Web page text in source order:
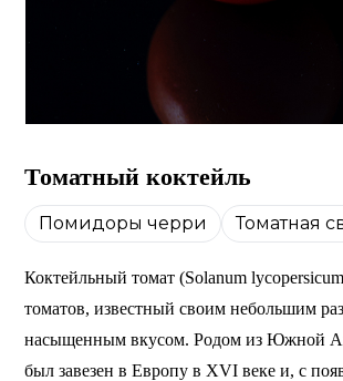
Томатный коктейль
Помидоры черри Томатная
Коктейльный томат (Solanum
томатов, известный своим небольшим
насыщенным вкусом. Родом из Южной
был завезен в Европу в XVI веке и, с